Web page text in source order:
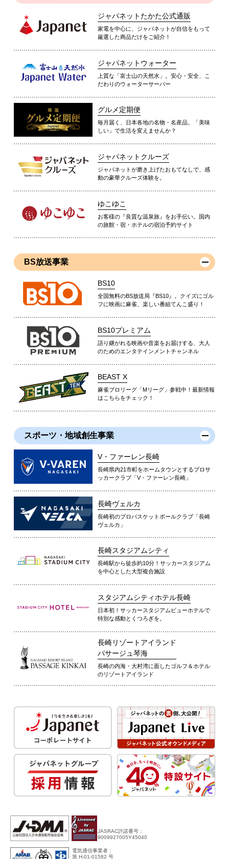
ジャパネットたかた公式通販
家電を中心に、ジャパネットが自信をもって
厳選した商品だけをご紹介！
ジャパネットウォーター
上質な「富士山の天然水」。安心・安全、こ
だわりのウォーターサーバー
グルメ定期便
毎月届く、日本各地の名物・名産品。「美味
しい」で生活を変えませんか？
ジャパネットクルーズ
ジャパネットが磨き上げたおもてなしで、感
動の豪華クルーズ体験を。
ゆこゆこ
お客様の『良質な温泉旅』をお手伝い。国内
の旅館・宿・ホテルの宿泊予約サイト
BS放送事業
BS10
全国無料のBS放送局『BS10』。クイズにゴル
フに映画に麻雀、楽しい番組てんこ盛り！
BS10プレミアム
語り継がれる映画や音楽をお届けする、大人
のためのエンタテインメントチャンネル
BEAST X
麻雀プロリーグ「Mリーグ」参戦中！最新情報
はこちらをチェック！
スポーツ・地域創生事業
V・ファーレン長崎
長崎県内21市町をホームタウンとするプロサ
ッカークラブ「V・ファーレン長崎」
長崎ヴェルカ
長崎初のプロバスケットボールクラブ「長崎
ヴェルカ」
長崎スタジアムシティ
長崎駅から徒歩約10分！サッカースタジアム
を中心とした大型複合施設
スタジアムシティホテル長崎
日本初！サッカースタジアムビューホテルで
特別な感動とくつろぎを。
長崎リゾートアイランド
パサージュ琴海
長崎の内海・大村湾に面したゴルフ＆ホテル
のリゾートアイランド
JASRAC許諾番号：
9009927005Y45040
電気通信事業者：
第 H-01-01582 号